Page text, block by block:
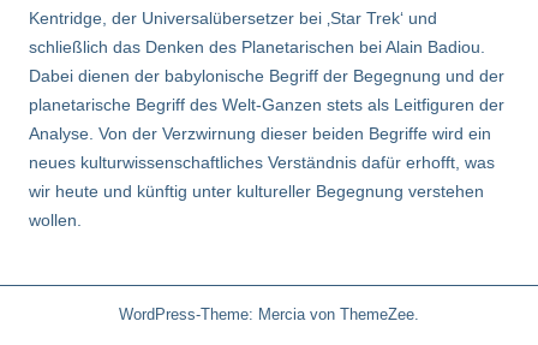
Kentridge, der Universalübersetzer bei ‚Star Trek‘ und
schließlich das Denken des Planetarischen bei Alain Badiou.
Dabei dienen der babylonische Begriff der Begegnung und der
planetarische Begriff des Welt-Ganzen stets als Leitfiguren der
Analyse. Von der Verzwirnung dieser beiden Begriffe wird ein
neues kulturwissenschaftliches Verständnis dafür erhofft, was
wir heute und künftig unter kultureller Begegnung verstehen
wollen.
WordPress-Theme: Mercia von ThemeZee.